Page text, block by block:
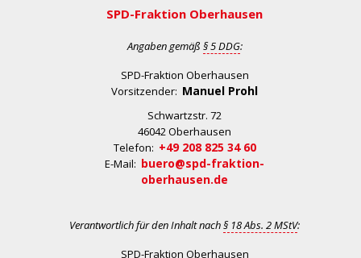
SPD-Fraktion Oberhausen
Angaben gemäß § 5 DDG:
SPD-Fraktion Oberhausen
Vorsitzender: Manuel Prohl
Schwartzstr. 72
46042 Oberhausen
Telefon: +49 208 825 34 60
E-Mail: buero@spd-fraktion-
oberhausen.de
Verantwortlich für den Inhalt nach§ 18 Abs. 2 MStV:
SPD-Fraktion Oberhausen